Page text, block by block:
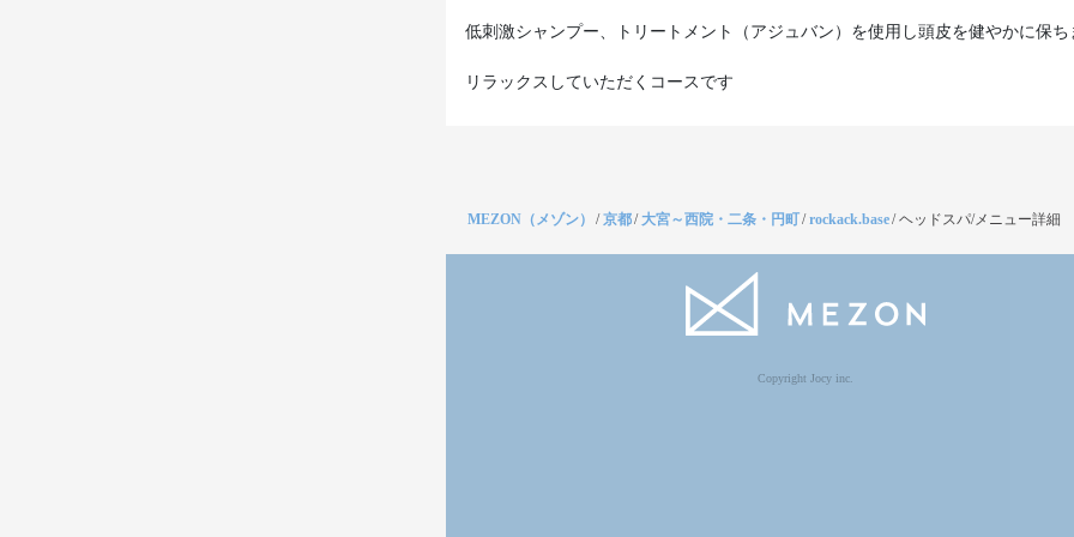
低刺激シャンプー、トリートメント（アジュバン）を使用し頭皮を健やかに保ち
リラックスしていただくコースです
MEZON（メゾン） /京都/大宮～西院・二条・円町/rockack.base/ヘッドスパ/メニュー詳細
Copyright Jocy inc.